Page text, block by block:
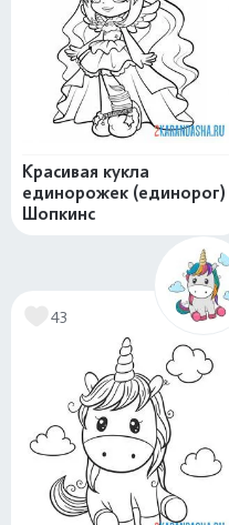
Красивая кукла
единорожек (единорог)
Шопкинс
43